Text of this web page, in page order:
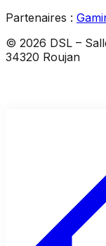
Partenaires :
© 2026 DSL –
34320 Roujan